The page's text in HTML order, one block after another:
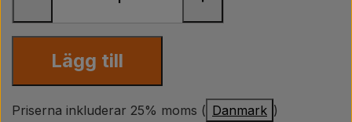
Lägg till
Priserna inkluderar 25% moms ( Danmark )